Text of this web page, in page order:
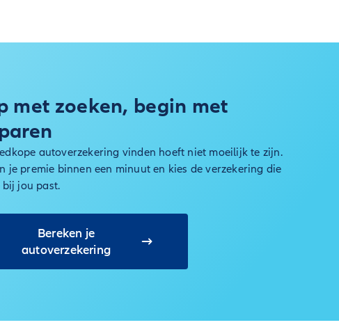
met zoeken, begin met
autoverzekering vinden hoeft niet moeilijk te zijn.
je premie binnen een minuut en kies de verzekering die
bij jou past.
Bereken je
autoverzekering